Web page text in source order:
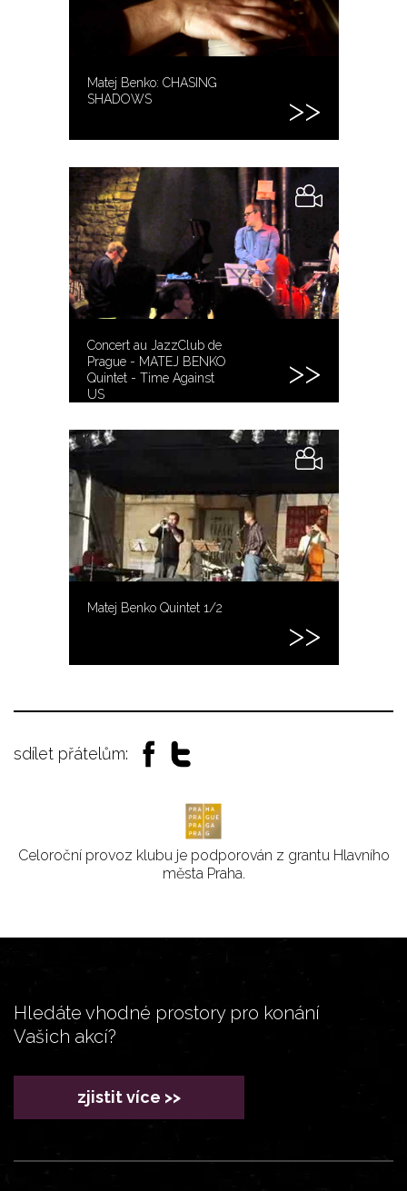
Matej Benko: CHASING
SHADOWS
Concert au JazzClub de
Prague - MATEJ BENKO
Quintet - Time Against
US
Matej Benko Quintet 1/2
sdílet přátelům:
Celoroční provoz klubu je podporován z grantu Hlavního
města Praha.
Hledáte vhodné prostory pro konání
Vašich akcí?
zjistit více >>